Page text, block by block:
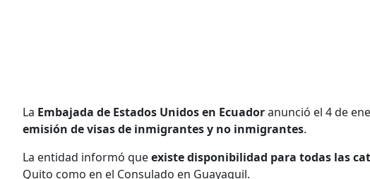
La Embajada de Estados Unidos en Ecuadoranunció el 4 de
emisión de visas de inmigrantes y no inmigrantes.
La entidad informó queexiste disponibilidad para todas las
Quito como en el Consulado en Guayaquil.